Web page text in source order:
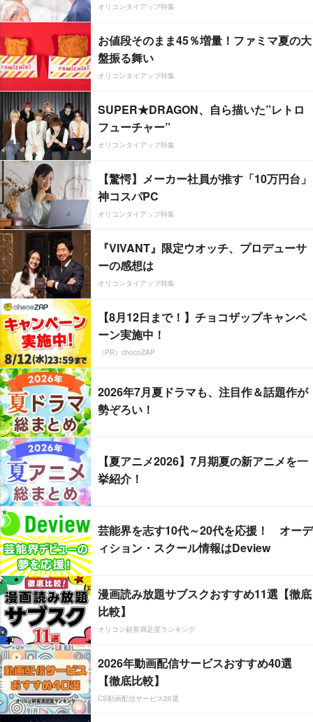
オリコンタイアップ特集
お値段そのまま45％増量！ファミマ夏の大
盤振る舞い
オリコンタイアップ特集
SUPER★DRAGON、自ら描いた”レトロ
フューチャー”
オリコンタイアップ特集
【驚愕】メーカー社員が推す「10万円台」
神コスパPC
オリコンタイアップ特集
『VIVANT』限定ウオッチ、プロデューサ
ーの感想は
オリコンタイアップ特集
【8月12日まで！】チョコザップキャンペ
ーン実施中！
（PR）chocoZAP
2026年7月夏ドラマも、注目作＆話題作が
勢ぞろい！
【夏アニメ2026】7月期夏の新アニメを一
挙紹介！
芸能界を志す10代～20代を応援！ オーデ
ィション・スクール情報はDeview
漫画読み放題サブスクおすすめ11選【徹底
比較】
オリコン顧客満足度ランキング
2026年動画配信サービスおすすめ40選
【徹底比較】
CS動画配信サービス20選